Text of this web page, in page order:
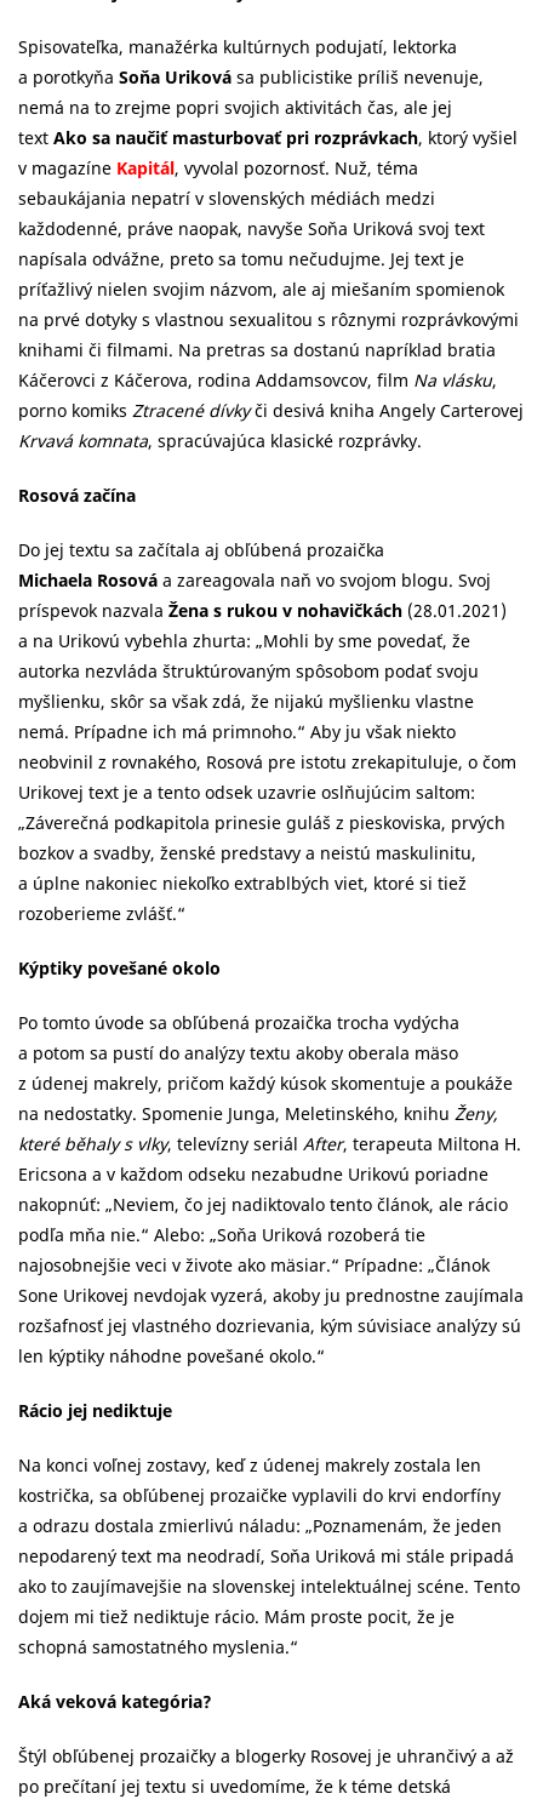
Spisovateľka, manažérka kultúrnych podujatí, lektorka
a porotkyňa Soňa Uriková sa publicistike príliš nevenuje,
nemá na to zrejme popri svojich aktivitách čas, ale jej
text Ako sa naučiť masturbovať pri rozprávkach, ktorý vyšiel
v magazíne Kapitál, vyvolal pozornosť. Nuž, téma
sebaukájania nepatrí v slovenských médiách medzi
každodenné, práve naopak, navyše Soňa Uriková svoj text
napísala odvážne, preto sa tomu nečudujme. Jej text je
príťažlivý nielen svojim názvom, ale aj miešaním spomienok
na prvé dotyky s vlastnou sexualitou s rôznymi rozprávkovými
knihami či filmami. Na pretras sa dostanú napríklad bratia
Káčerovci z Káčerova, rodina Addamsovcov, film Na vlásku,
porno komiks Ztracené dívkyči desivá kniha Angely Carterovej
Krvavá komnata, spracúvajúca klasické rozprávky.
Rosová začína
Do jej textu sa začítala aj obľúbená prozaička
Michaela Rosová a zareagovala naň vo svojom blogu. Svoj
príspevok nazvala Žena s rukou v nohavičkách (28.01.2021)
a na Urikovú vybehla zhurta: „Mohli by sme povedať, že
autorka nezvláda štruktúrovaným spôsobom podať svoju
myšlienku, skôr sa však zdá, že nijakú myšlienku vlastne
nemá. Prípadne ich má primnoho.“ Aby ju však niekto
neobvinil z rovnakého, Rosová pre istotu zrekapituluje, o čom
Urikovej text je a tento odsek uzavrie oslňujúcim saltom:
„Záverečná podkapitola prinesie guláš z pieskoviska, prvých
bozkov a svadby, ženské predstavy a neistú maskulinitu,
a úplne nakoniec niekoľko extrablbých viet, ktoré si tiež
rozoberieme zvlášť.“
Kýptiky povešané okolo
Po tomto úvode sa obľúbená prozaička trocha vydýcha
a potom sa pustí do analýzy textu akoby oberala mäso
z údenej makrely, pričom každý kúsok skomentuje a poukáže
na nedostatky. Spomenie Junga, Meletinského, knihu Ženy,
které běhaly s vlky, televízny seriál After, terapeuta Miltona H.
Ericsona a v každom odseku nezabudne Urikovú poriadne
nakopnúť: „Neviem, čo jej nadiktovalo tento článok, ale rácio
podľa mňa nie.“ Alebo: „Soňa Uriková rozoberá tie
najosobnejšie veci v živote ako mäsiar.“ Prípadne: „Článok
Sone Urikovej nevdojak vyzerá, akoby ju prednostne zaujímala
rozšafnosť jej vlastného dozrievania, kým súvisiace analýzy sú
len kýptiky náhodne povešané okolo.“
Rácio jej nediktuje
Na konci voľnej zostavy, keď z údenej makrely zostala len
kostrička, sa obľúbenej prozaičke vyplavili do krvi endorfíny
a odrazu dostala zmierlivú náladu: „Poznamenám, že jeden
nepodarený text ma neodradí, Soňa Uriková mi stále pripadá
ako to zaujímavejšie na slovenskej intelektuálnej scéne. Tento
dojem mi tiež nediktuje rácio. Mám proste pocit, že je
schopná samostatného myslenia.“
Aká veková kategória?
Štýl obľúbenej prozaičky a blogerky Rosovej je uhrančivý a až
po prečítaní jej textu si uvedomíme, že k téme detská